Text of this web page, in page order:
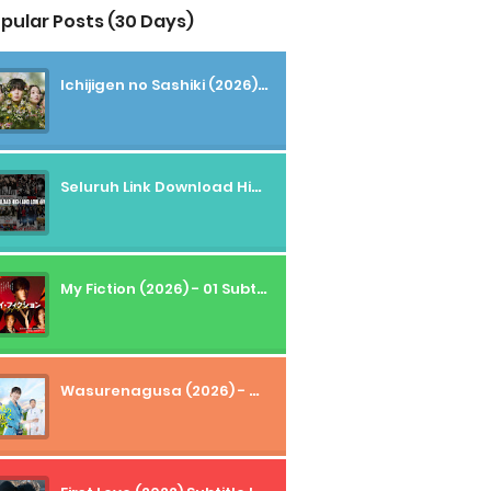
Posts (30 Days)
Ichijigen no Sashiki (2026) - 01 Subtitle Indonesia
Seluruh Link Download High And Low Subtitle Indonesia
My Fiction (2026) - 01 Subtitle Indonesia
Wasurenagusa (2026) - 01+02 Subtitle Indonesia